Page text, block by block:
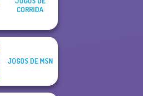
CORRIDA
JOGOS DE MSN